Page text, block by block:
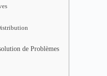
de Problèmes